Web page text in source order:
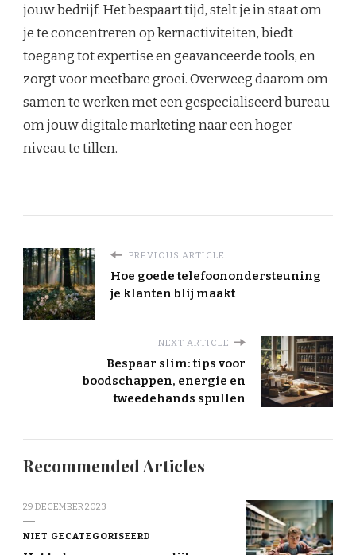
jouw bedrijf. Het bespaart tijd, stelt je in staat om
je te concentreren op kernactiviteiten, biedt
toegang tot expertise en geavanceerde tools, en
zorgt voor meetbare groei. Overweeg daarom om
samen te werken met een gespecialiseerd bureau
om jouw digitale marketing naar een hoger
niveau te tillen.
PREVIOUS ARTICLE
Hoe goede telefoonondersteuning
je klanten blij maakt
NEXT ARTICLE
Bespaar slim: tips voor
boodschappen, energie en
tweedehands spullen
Recommended Articles
29 DECEMBER 2023
NIET GECATEGORISEERD